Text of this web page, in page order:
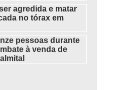
agredida e matar
no tórax em
pessoas durante
à venda de